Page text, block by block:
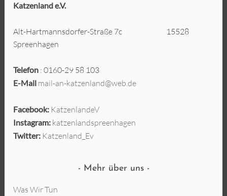
Katzenland e.V.
Alt-Hartmannsdorfer-Straße 7c 15528
Spreenhagen
Telefon : 0160-29 58 103
E-Mail mail-an-katzenland@web.de
Facebook: KatzenlandeV
Instagram: katzenlandspreenhagen
Twitter: Katzenland_Ev
Mehr über uns
Was Wir Tun